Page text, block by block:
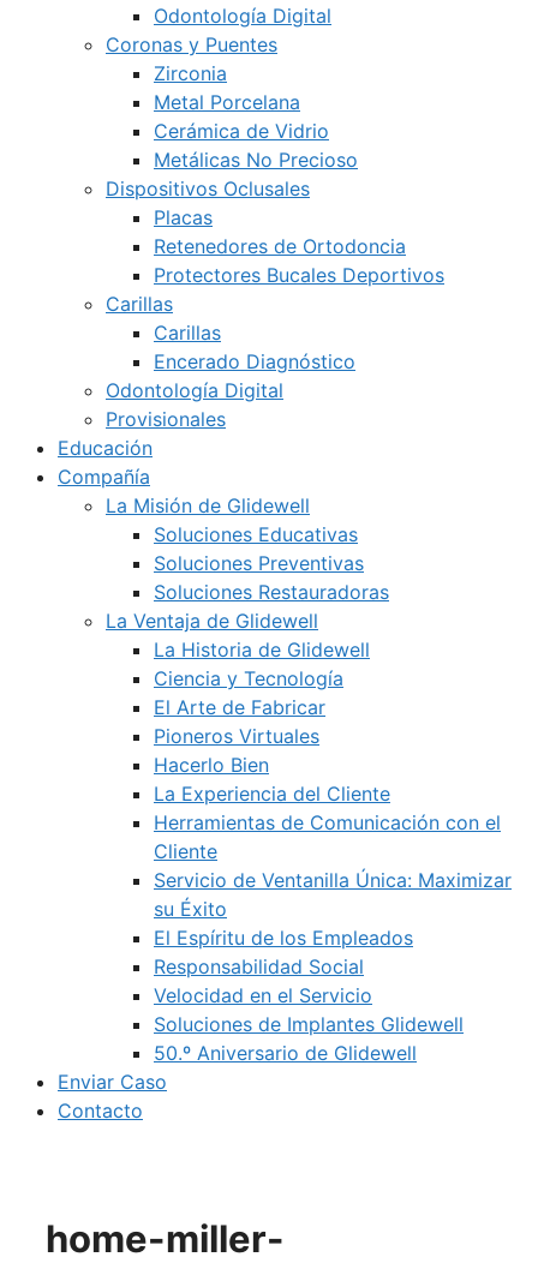
Odontología Digital
Coronas y Puentes
Zirconia
Metal Porcelana
Cerámica de Vidrio
Metálicas No Precioso
Dispositivos Oclusales
Placas
Retenedores de Ortodoncia
Protectores Bucales Deportivos
Carillas
Carillas
Encerado Diagnóstico
Odontología Digital
Provisionales
Educación
Compañía
La Misión de Glidewell
Soluciones Educativas
Soluciones Preventivas
Soluciones Restauradoras
La Ventaja de Glidewell
La Historia de Glidewell
Ciencia y Tecnología
El Arte de Fabricar
Pioneros Virtuales
Hacerlo Bien
La Experiencia del Cliente
Herramientas de Comunicación con el
Cliente
Servicio de Ventanilla Única: Maximizar
su Éxito
El Espíritu de los Empleados
Responsabilidad Social
Velocidad en el Servicio
Soluciones de Implantes Glidewell
50.º Aniversario de Glidewell
Enviar Caso
Contacto
home-miller-